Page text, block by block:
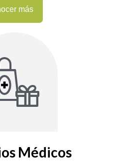
más
Médicos